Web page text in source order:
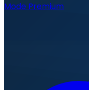
Mode Premium